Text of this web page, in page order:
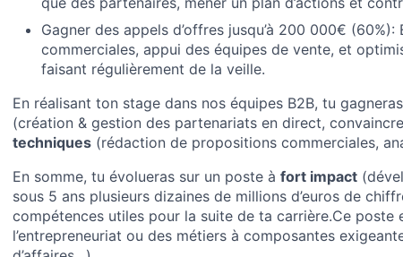
Gagner des appels d’offres jusqu’à 200 000€
commerciales, appui des équipes de vente, et
faisant régulièrement de la veille.
En réalisant ton stage dans nos équipes B2B, tu
(création & gestion des partenariats en direct,
techniques (rédaction de propositions commerciales,
En somme, tu évolueras sur un poste à fort impact
sous 5 ans plusieurs dizaines de millions d’euros de
compétences utiles pour la suite de ta carrière.Ce poste
l’entrepreneuriat ou des métiers à composantes